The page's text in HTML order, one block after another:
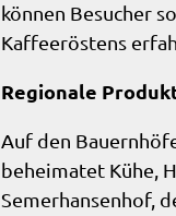
können Besucher
Kaffeeröstens
Regionale
Auf den
beheimatet Kühe,
Semerhansenhof,